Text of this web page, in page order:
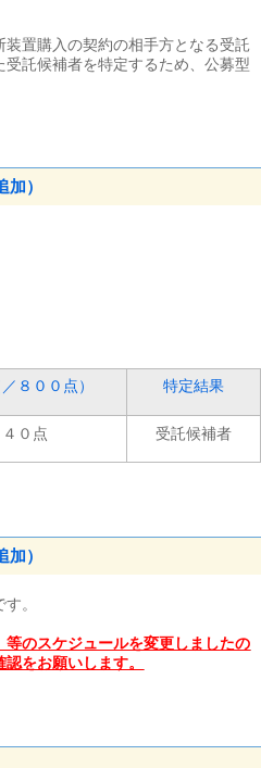
置購入の契約の相手方となる受託
託候補者を特定するため、公募型
）
８００点） 特定結果
４０点 受託候補者
）
。
等のスケジュールを変更しましたの
をお願いします。